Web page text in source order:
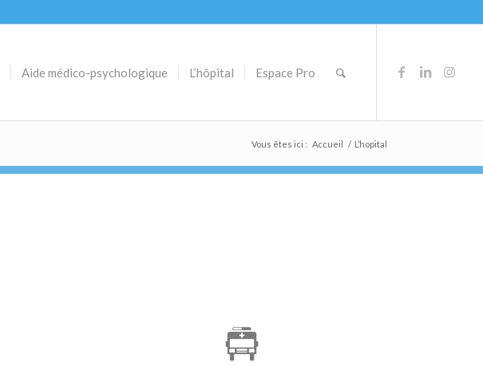
Aide médico-psychologique L’hôpital Espace Pro
Vous êtes ici : Accueil / L’hopital